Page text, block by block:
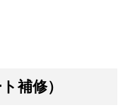
補修）